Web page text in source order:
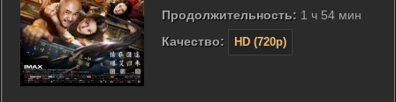
Продолжительность: 1 ч 54 мин
Качество:
HD (720p)